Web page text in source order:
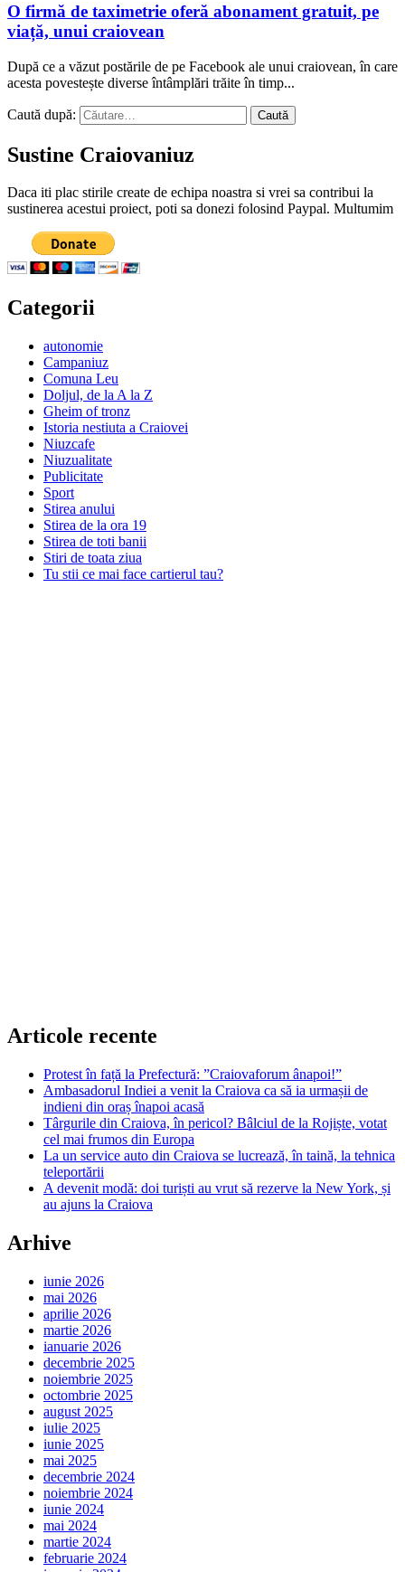
O firmă de taximetrie oferă abonament gratuit, pe
viață, unui craiovean
După ce a văzut postările de pe Facebook ale unui craiovean, în care
acesta povestește diverse întâmplări trăite în timp...
Caută după:
Sustine Craiovaniuz
Daca iti plac stirile create de echipa noastra si vrei sa contribui la
sustinerea acestui proiect, poti sa donezi folosind Paypal. Multumim
Categorii
autonomie
Campaniuz
Comuna Leu
Doljul, de la A la Z
Gheim of tronz
Istoria nestiuta a Craiovei
Niuzcafe
Niuzualitate
Publicitate
Sport
Stirea anului
Stirea de la ora 19
Stirea de toti banii
Stiri de toata ziua
Tu stii ce mai face cartierul tau?
Articole recente
Protest în față la Prefectură: ”Craiovaforum ânapoi!”
Ambasadorul Indiei a venit la Craiova ca să ia urmașii de
indieni din oraș înapoi acasă
Târgurile din Craiova, în pericol? Bâlciul de la Rojiște, votat
cel mai frumos din Europa
La un service auto din Craiova se lucrează, în taină, la tehnica
teleportării
A devenit modă: doi turiști au vrut să rezerve la New York, și
au ajuns la Craiova
Arhive
iunie 2026
mai 2026
aprilie 2026
martie 2026
ianuarie 2026
decembrie 2025
noiembrie 2025
octombrie 2025
august 2025
iulie 2025
iunie 2025
mai 2025
decembrie 2024
noiembrie 2024
iunie 2024
mai 2024
martie 2024
februarie 2024